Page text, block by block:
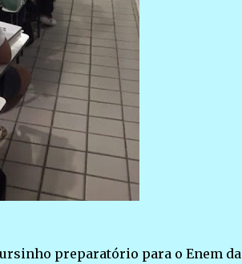
preparatório para o Enem da